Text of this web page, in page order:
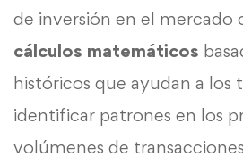
de inversión en el mercado
cálculos matemáticos
históricos que ayudan a los
identificar patrones en los
volúmenes de